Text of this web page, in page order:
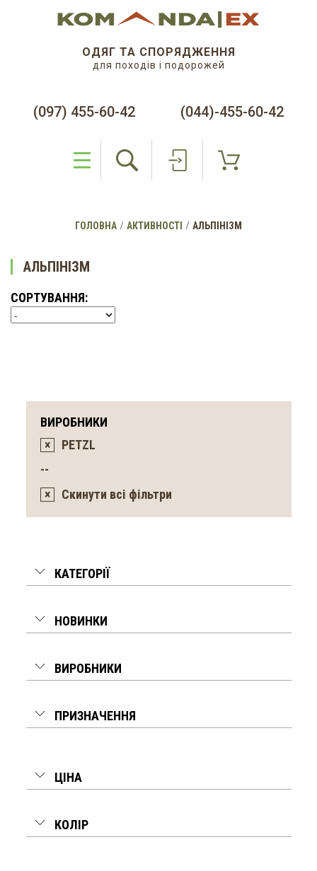
ОДЯГ ТА СПОРЯДЖЕННЯ
для походів і подорожей
(097) 455-60-42 (044)-455-60-42
ГОЛОВНА АКТИВНОСТІ АЛЬПІНІЗМ
АЛЬПІНІЗМ
СОРТУВАННЯ:
ВИРОБНИКИ
×
PETZL
--
×
Скинути всі фільтри
КАТЕГОРІЇ
НОВИНКИ
ВИРОБНИКИ
ПРИЗНАЧЕННЯ
ЦІНА
КОЛІР